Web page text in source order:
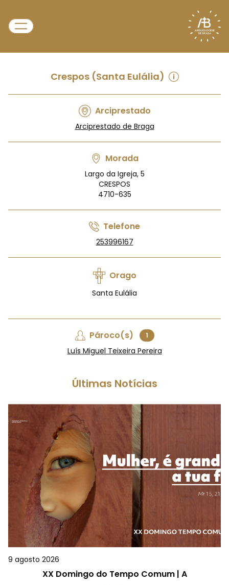
Crespos (Santa Eulália)
Arciprestado
Arciprestado de Braga
Morada
Largo da Igreja, 5
CRESPOS
4710-635
Telefone
253996167
Orago
Santa Eulália
Pároco(s) 1
Luís Miguel Teixeira Pereira
Últimas Notícias
9 agosto 2026
XX Domingo do Tempo Comum | A